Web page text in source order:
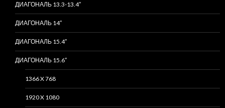
ДИАГОНАЛЬ 13.3-13.4″
ДИАГОНАЛЬ 14″
ДИАГОНАЛЬ 15.4″
ДИАГОНАЛЬ 15.6″
1366 X 768
1920 X 1080